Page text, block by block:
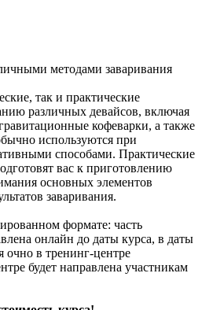
методами заваривания
так и практические
различных девайсов, включая
кофеварки, а также
используются при
способами. Практические
вас к приготовлению
основных элементов
заваривания.
формате: часть
онлайн до даты курса, в даты
очно в тренинг-центре
будет направлена участникам